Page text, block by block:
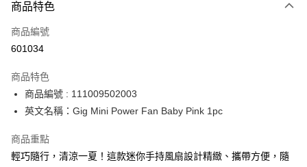
信用卡
Apple Pay
PayMe
WeChat Pay
BoC Pay
商品特色
商品編號
601034
商品特色
商品編號 : 111009502003
英文名稱：Gig Mini Power Fan Baby Pink 1pc
商品重點
輕巧隨行，清涼一夏！這款迷你手持風扇設計精緻、攜帶方便，隨